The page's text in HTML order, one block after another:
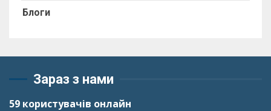
Блоги
Зараз з нами
59 користувачів онлайн